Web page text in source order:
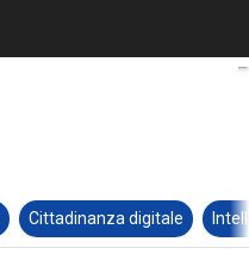
Cittadinanza digitale